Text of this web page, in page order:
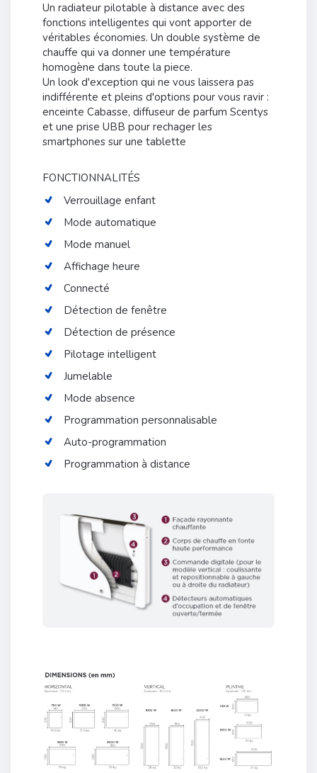
Un radiateur pilotable à distance avec des
fonctions intelligentes qui vont apporter de
véritables économies. Un double système de
chauffe qui va donner une température
homogène dans toute la piece.
Un look d'exception qui ne vous laissera pas
indifférente et pleins d'options pour vous ravir :
enceinte Cabasse, diffuseur de parfum Scentys
et une prise UBB pour rechager les
smartphones sur une tablette
FONCTIONNALITÉS
Verrouillage enfant
Mode automatique
Mode manuel
Affichage heure
Connecté
Détection de fenêtre
Détection de présence
Pilotage intelligent
Jumelable
Mode absence
Programmation personnalisable
Auto-programmation
Programmation à distance